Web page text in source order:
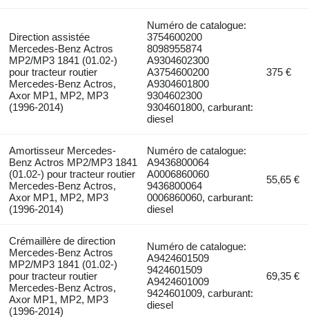
Direction assistée
Mercedes-Benz Actros
MP2/MP3 1841 (01.02-)
pour tracteur routier
Mercedes-Benz Actros,
Axor MP1, MP2, MP3
(1996-2014)
Numéro de catalogue:
3754600200
8098955874
A9304602300
A3754600200
A9304601800
9304602300
9304601800, carburant:
diesel
375 €
Amortisseur Mercedes-
Benz Actros MP2/MP3 1841
(01.02-) pour tracteur routier
Mercedes-Benz Actros,
Axor MP1, MP2, MP3
(1996-2014)
Numéro de catalogue:
A9436800064
A0006860060
9436800064
0006860060, carburant:
diesel
55,65 €
Crémaillère de direction
Mercedes-Benz Actros
MP2/MP3 1841 (01.02-)
pour tracteur routier
Mercedes-Benz Actros,
Axor MP1, MP2, MP3
(1996-2014)
Numéro de catalogue:
A9424601509
9424601509
A9424601009
9424601009, carburant:
diesel
69,35 €